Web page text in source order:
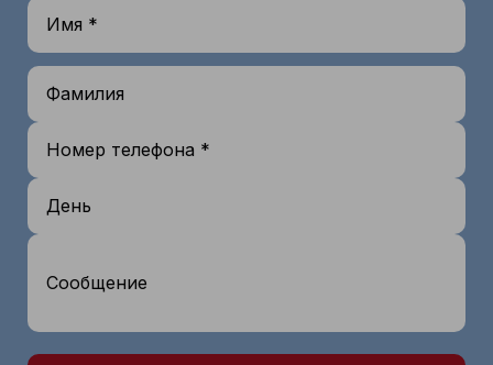
Имя *
Фамилия
Номер телефона *
День
Сообщение